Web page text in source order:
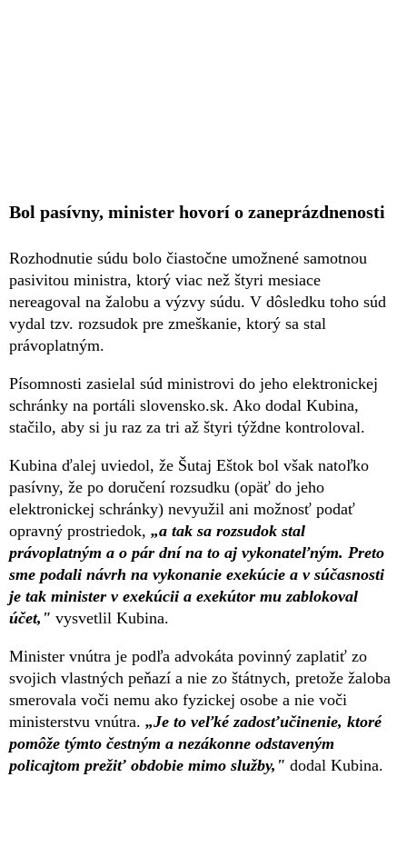
Bol pasívny, minister hovorí o zaneprázdnenosti
Rozhodnutie súdu bolo čiastočne umožnené samotnou
pasivitou ministra, ktorý viac než štyri mesiace
nereagoval na žalobu a výzvy súdu. V dôsledku toho súd
vydal tzv. rozsudok pre zmeškanie, ktorý sa stal
právoplatným.
Písomnosti zasielal súd ministrovi do jeho elektronickej
schránky na portáli slovensko.sk. Ako dodal Kubina,
stačilo, aby si ju raz za tri až štyri týždne kontroloval.
Kubina ďalej uviedol, že Šutaj Eštok bol však natoľko
pasívny, že po doručení rozsudku (opäť do jeho
elektronickej schránky) nevyužil ani možnosť podať
opravný prostriedok, „a tak sa rozsudok stal
právoplatným a o pár dní na to aj vykonateľným. Preto
sme podali návrh na vykonanie exekúcie a v súčasnosti
je tak minister v exekúcii a exekútor mu zablokoval
účet," vysvetlil Kubina.
Minister vnútra je podľa advokáta povinný zaplatiť zo
svojich vlastných peňazí a nie zo štátnych, pretože žaloba
smerovala voči nemu ako fyzickej osobe a nie voči
ministerstvu vnútra. „Je to veľké zadosťučinenie, ktoré
pomôže týmto čestným a nezákonne odstaveným
policajtom prežiť obdobie mimo služby," dodal Kubina.